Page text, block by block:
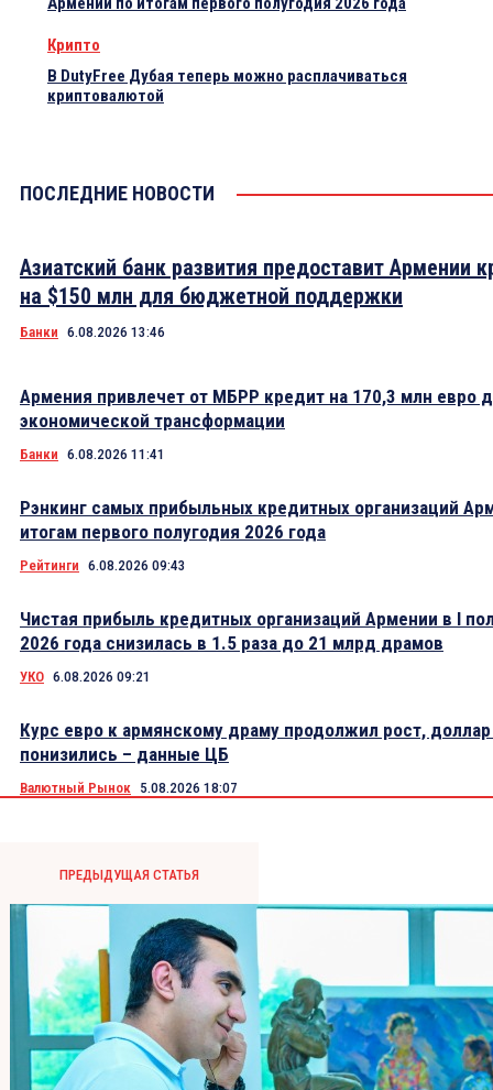
Крипто
В DutyFree Дубая теперь можно расплачиваться
криптовалютой
ПОСЛЕДНИЕ НОВОСТИ
Азиатский банк развития предоставит Армении
на $150 млн для бюджетной поддержки
Банки 6.08.2026 13:46
Армения привлечет от МБРР кредит на 170,3 млн евро
экономической трансформации
Банки 6.08.2026 11:41
Рэнкинг самых прибыльных кредитных организаций
итогам первого полугодия 2026 года
Рейтинги 6.08.2026 09:43
Чистая прибыль кредитных организаций Армении в I
2026 года снизилась в 1.5 раза до 21 млрд драмов
УКО 6.08.2026 09:21
Курс евро к армянскому драму продолжил рост,
понизились – данные ЦБ
Валютный Рынок 5.08.2026 18:07
ПРЕДЫДУЩАЯ СТАТЬЯ